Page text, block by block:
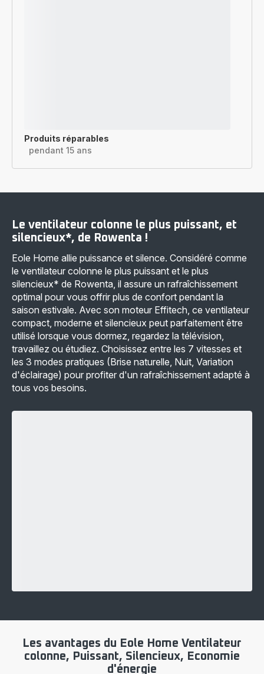
Produits réparables
pendant 15 ans
Le ventilateur colonne le plus puissant, et
silencieux*, de Rowenta !
Eole Home allie puissance et silence. Considéré comme
le ventilateur colonne le plus puissant et le plus
silencieux* de Rowenta, il assure un rafraîchissement
optimal pour vous offrir plus de confort pendant la
saison estivale. Avec son moteur Effitech, ce ventilateur
compact, moderne et silencieux peut parfaitement être
utilisé lorsque vous dormez, regardez la télévision,
travaillez ou étudiez. Choisissez entre les 7 vitesses et
les 3 modes pratiques (Brise naturelle, Nuit, Variation
d'éclairage) pour profiter d'un rafraîchissement adapté à
tous vos besoins.
Les avantages du Eole Home Ventilateur
colonne, Puissant, Silencieux, Economie
d'énergie